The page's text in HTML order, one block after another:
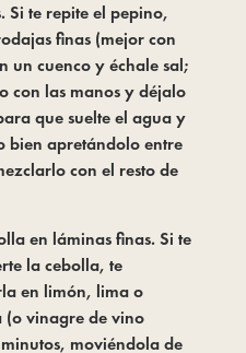
Si te repite el pepino,
finas (mejor con
un cuenco y échale sal;
con las manos y déjalo
que suelte el agua y
bien apretándolo entre
con el resto de
en láminas finas. Si te
la cebolla, te
en limón, lima o
vinagre de vino
moviéndola de